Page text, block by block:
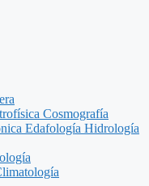
Cosmografía
Edafología Hidrología